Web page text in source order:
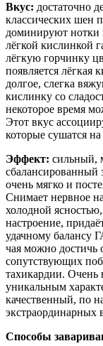
Вкус: достаточно
классических шен
доминируют нотки
лёгкой кислинкой
лёгкую горчинку
появляется лёгкая
долгое, слегка
кислинку со
некоторое время
Этот вкус
которые сушатся на
Эффект: сильный,
сбалансированный
очень мягко и
Снимает нервное
холодной
настроение,
удачному балансу
чая можно достичь
сопутствующих
тахикардии.
уникальным
качественный, по
экстраординарных
Способы